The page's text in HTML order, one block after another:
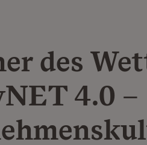
des
4.0 –